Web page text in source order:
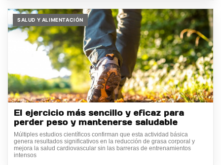
SALUD Y ALIMENTACIÓN
El ejercicio más sencillo y eficaz para
perder peso y mantenerse saludable
Múltiples estudios científicos confirman que esta actividad básica
genera resultados significativos en la reducción de grasa corporal y
mejora la salud cardiovascular sin las barreras de entrenamientos
intensos